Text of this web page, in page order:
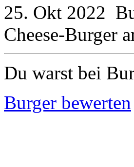
25. Okt 2022
Cheese-Burger
Du warst bei
Burger bewerten